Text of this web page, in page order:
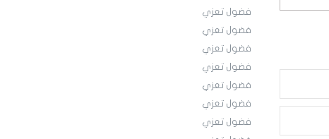
فضول تعزي
فضول تعزي
فضول تعزي
فضول تعزي
فضول تعزي
فضول تعزي
فضول تعزي